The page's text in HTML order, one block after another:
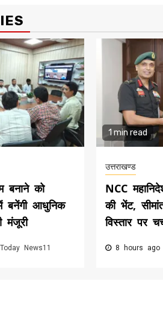
बनाने को
बनेंगी आधुनिक
मंजूरी
Today News11
1 min read
उत्तराखण्ड
NCC
की भेंट,
विस्तार पर
8 hours ago